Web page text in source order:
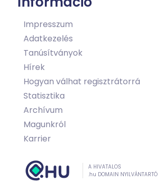
Impresszum
Adatkezelés
Tanúsítványok
Hírek
Hogyan válhat regisztrátorrá
Statisztika
Archívum
Magunkról
Karrier
A HIVATALOS
.hu DOMAIN NYILVÁNTARTÓ